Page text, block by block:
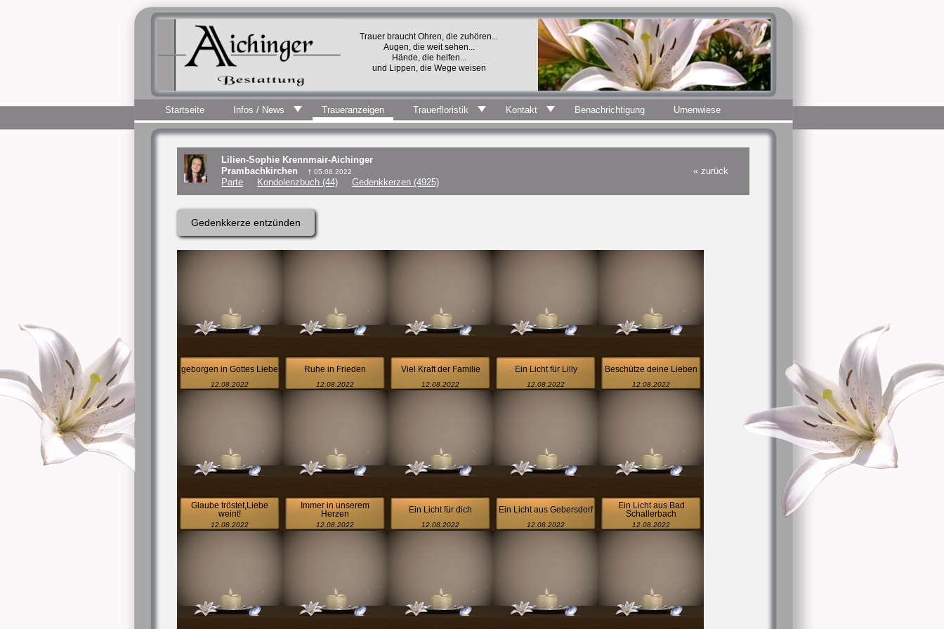
Startseite Infos / News Traueranzeigen Trauerfloristik Kontakt Benachrichtigung Urnenwiese
Lilien-Sophie Krennmair-Aichinger
Prambachkirchen
† 05.08.2022
« zurück
Parte
Kondolenzbuch (44) Gedenkkerzen (4925)
Gedenkkerze entzünden
geborgen in Gottes Liebe
12.08.2022
Ruhe in Frieden
12.08.2022
Viel Kraft der Familie
12.08.2022
Ein Licht für Lilly
12.08.2022
Beschütze deine Lieben
12.08.2022
Glaube tröstet,Liebe
weint!
12.08.2022
Immer in unserem
Herzen
12.08.2022
Ein Licht für dich
12.08.2022
Ein Licht aus Gebersdorf
12.08.2022
Ein Licht aus Bad
Schallerbach
12.08.2022
Trauer braucht Ohren, die zuhören...
Augen, die weit sehen...
Hände, die helfen...
und Lippen, die Wege weisen